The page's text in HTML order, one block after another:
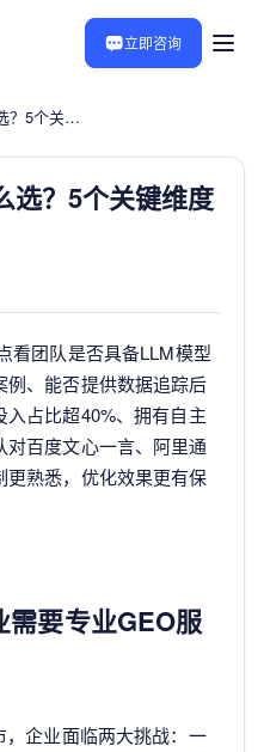
立即咨询
北京GEO服务商怎么选？5个关键维度帮你避坑
选？5个关键维度
看团队是否具备LLM模型
、能否提供数据追踪后
占比超40%、拥有自主
百度文心一言、阿里通
更熟悉，优化效果更有保
需要专业GEO服
企业面临两大挑战：一